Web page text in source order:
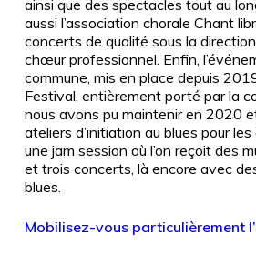
ainsi que des spectacles tout au
aussi l’association chorale Chant
concerts de qualité sous la
chœur professionnel. Enfin,
commune, mis en place depuis
Festival, entièrement porté par la
nous avons pu maintenir en 2020
ateliers d’initiation au blues pour les
une jam session où l’on reçoit des
et trois concerts, là encore avec
blues.
Mobilisez-vous particulièrement